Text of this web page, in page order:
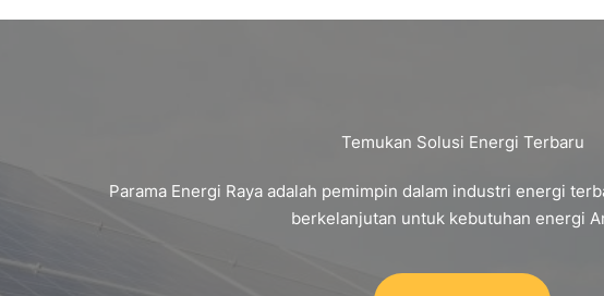
Temukan Solusi Energi Terbaru
Parama Energi Raya adalah pemimpin dalam industri energi
berkelanjutan untuk kebutuhan energi